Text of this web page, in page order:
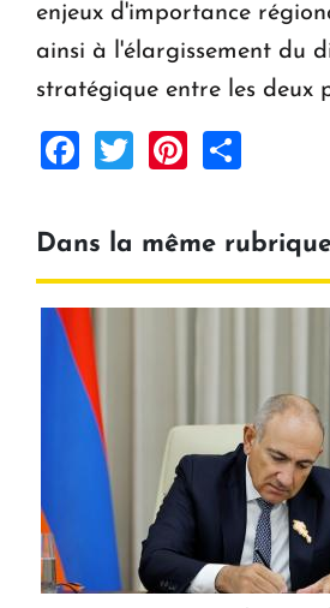
enjeux d'importance
ainsi à l'élargissement du
stratégique entre les deux
Facebook
TwitterPinterest
Dans la même